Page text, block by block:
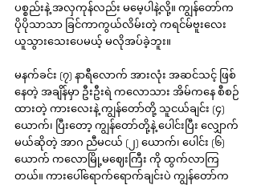
ပစ္စည်းနဲ့ အလှကုန်လည်း မမေ့ပါနဲ့လို့။ ကျွန်တော်က
ပိုပိုသာသာ ခြင်ကာကွယ်လိမ်းတဲ့ ကရင်မ်ဗူးလေး
ယူသွားသေးပေမယ့် မလိုအပ်ခဲ့ဘူး။
မနက်ခင်း (၇) နာရီလောက် အားလုံး အဆင်သင့် ဖြစ်
နေတဲ့ အချိန်မှာ ဦးဦးရဲ ကလောသား အိမ်ကနေ စီစဉ်
ထားတဲ့ ကားလေးနဲ့ ကျွန်တော်တို့ သူငယ်ချင်း (၄)
ယောက်၊ ပြီးတော့ ကျွန်တော်တို့နဲ့ ပေါင်းပြီး လျှောက်
မယ်ဆိုတဲ့ အာဂ ညီမငယ် (၂) ယောက်၊ ပေါင်း (၆)
ယောက် ကလောမြို့မဈေးကြီး ကို ထွက်လာကြ
တယ်။ ကားပေါ်ရောက်ရောက်ချင်းပဲ ကျွန်တော်က